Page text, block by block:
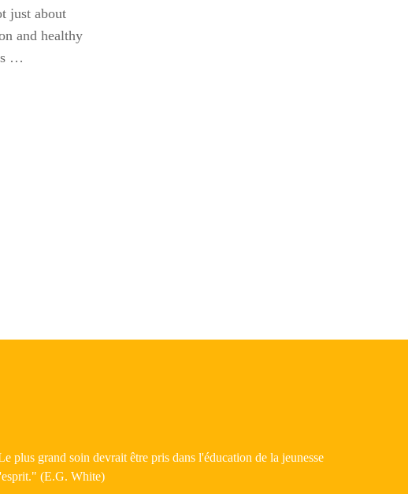
just about
and healthy
…
plus grand soin devrait être pris dans l'éducation de la jeunesse
(E.G. White)